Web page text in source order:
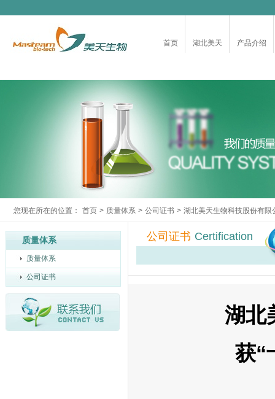
首页 湖北美天 产品介绍
您现在所在的位置： 首页 > 质量体系 > 公司证书 > 湖北美天生物科技股份有限
质量体系
质量体系
公司证书
公司证书 Certification
湖北
获“